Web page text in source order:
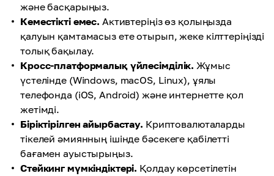
және басқарыңыз.
Кеместікті емес. Активтеріңіз өз қолыңызда
қалуын қамтамасыз ете отырып, жеке кілттеріңізді
толық бақылау.
Кросс-платформалық үйлесімділік. Жұмыс
үстелінде (Windows, macOS, Linux), ұялы
телефонда (iOS, Android) және интернетте қол
жетімді.
Біріктірілген айырбастау. Криптовалюталарды
тікелей әмиянның ішінде бәсекеге қабілетті
бағамен ауыстырыңыз.
Стейкинг мүмкіндіктері. Қолдау көрсетілетін